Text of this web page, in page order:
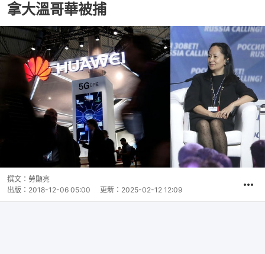
拿大溫哥華被捕
撰文： 勞顯亮
出版： 2018-12-06 05:00 更新： 2025-02-12 12:09